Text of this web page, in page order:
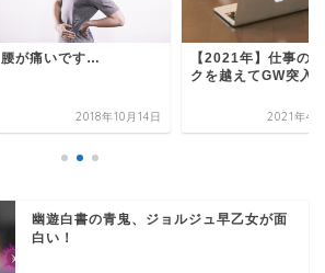
腰が痛いです…
2018年10月14日
【2021年】仕事の
クを越えてGW突入
2021年4
幽遊白書の青鬼、ジョルジュ早乙女が面
白い！